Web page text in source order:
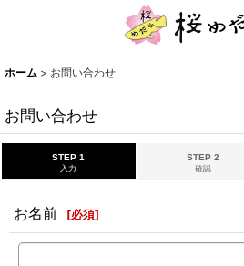
ホーム > お問い合わせ
お問い合わせ
STEP 1
入力
STEP 2
確認
お名前 [必須]